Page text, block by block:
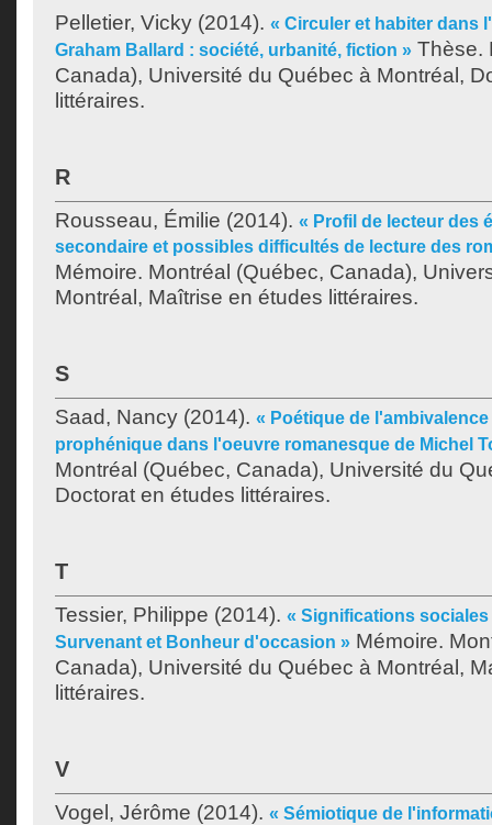
Pelletier, Vicky (2014). « Circuler et habiter dans
Graham Ballard : société, urbanité, fiction » Thèse.
Canada), Université du Québec à Montréal,
littéraires.
R
Rousseau, Émilie (2014). « Profil de lecteur des
secondaire et possibles difficultés de lecture des
Mémoire. Montréal (Québec, Canada),
Montréal, Maîtrise en études littéraires.
S
Saad, Nancy (2014). « Poétique de
prophénique dans l'oeuvre romanesque de Michel
Montréal (Québec, Canada), Université du
Doctorat en études littéraires.
T
Tessier, Philippe (2014). « Significations
Survenant et Bonheur d'occasion » Mémoire.
Canada), Université du Québec à Montréal,
littéraires.
V
Vogel, Jérôme (2014). « Sémiotique de